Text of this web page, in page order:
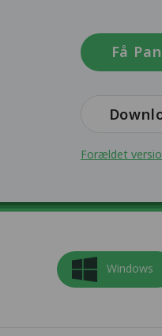
Få
Forældet
Windows